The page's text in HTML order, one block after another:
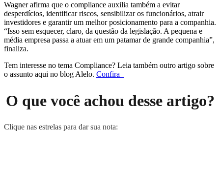
Wagner afirma que o compliance auxilia também a evitar
desperdícios, identificar riscos, sensibilizar os funcionários, atrair
investidores e garantir um melhor posicionamento para a companhia.
“Isso sem esquecer, claro, da questão da legislação. A pequena e
média empresa passa a atuar em um patamar de grande companhia”,
finaliza.
Tem interesse no tema Compliance? Leia também outro artigo sobre
o assunto aqui no blog Alelo. Confira
O que você achou desse artigo?
Clique nas estrelas para dar sua nota: